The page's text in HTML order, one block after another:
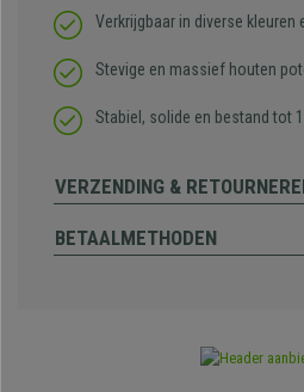
Verkrijgbaar in diverse kleuren
Stevige en massief houten
Stabiel, solide en bestand tot
VERZENDING &
BETAALMETHODEN